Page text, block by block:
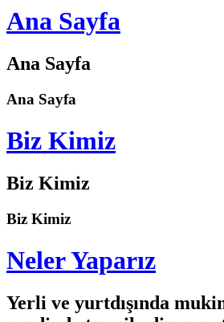
Ana Sayfa
Ana Sayfa
Ana Sayfa
Biz Kimiz
Biz Kimiz
Biz Kimiz
Neler Yaparız
Yerli ve yurtdışında